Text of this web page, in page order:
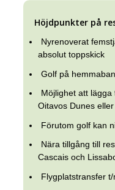
Höjdpunkter på
Nyrenoverat
absolut toppskick
Golf på
Möjlighet att
Oitavos Dunes
Förutom golf kan
Nära tillgång till
Cascais och
Flygplatstransfer